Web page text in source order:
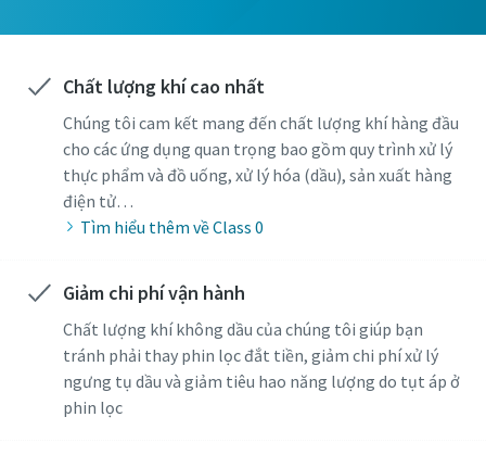
Chất lượng khí cao nhất
Chúng tôi cam kết mang đến chất lượng khí hàng đầu
cho các ứng dụng quan trọng bao gồm quy trình xử lý
thực phẩm và đồ uống, xử lý hóa (dầu), sản xuất hàng
điện tử…
Tìm hiểu thêm về Class 0
Giảm chi phí vận hành
Chất lượng khí không dầu của chúng tôi giúp bạn
tránh phải thay phin lọc đắt tiền, giảm chi phí xử lý
ngưng tụ dầu và giảm tiêu hao năng lượng do tụt áp ở
phin lọc